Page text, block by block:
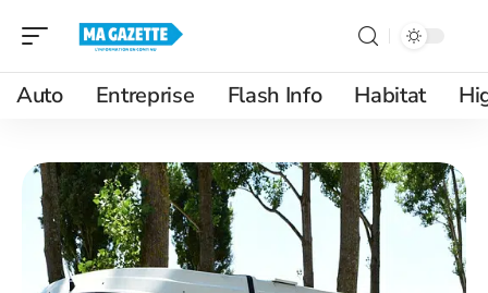
Auto Entreprise Flash Info Habitat